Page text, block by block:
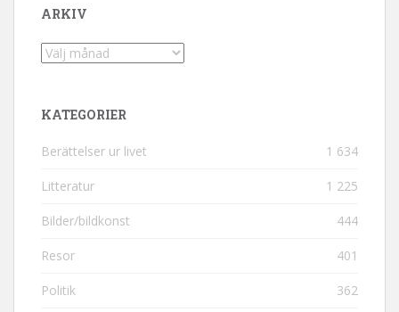
ARKIV
Arkiv
KATEGORIER
Berättelser ur livet 1 634
Litteratur 1 225
Bilder/bildkonst 444
Resor 401
Politik 362